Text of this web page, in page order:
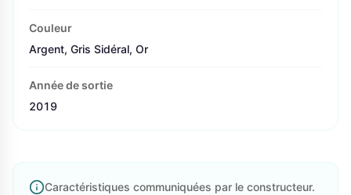
Couleur
Argent, Gris Sidéral, Or
Année de sortie
2019
Caractéristiques communiquées par le constructeur.